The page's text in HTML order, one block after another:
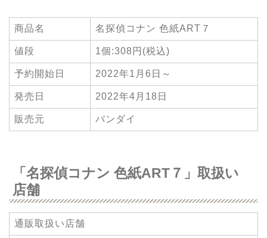
商品名 名探偵コナン 色紙ART７
値段 1個:308円(税込)
予約開始日 2022年1月6日～
発売日 2022年4月18日
販売元 バンダイ
「名探偵コナン 色紙ART７」取扱い
店舗
通販取扱い店舗